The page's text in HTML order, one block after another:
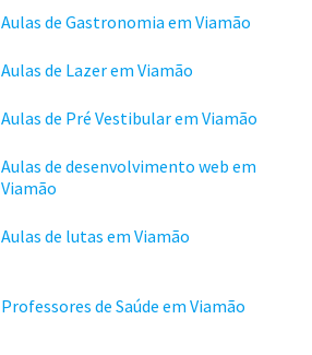
Aulas de Gastronomia em Viamão
Aulas de Lazer em Viamão
Aulas de Pré Vestibular em Viamão
Aulas de desenvolvimento web em
Viamão
Aulas de lutas em Viamão
Professores de Saúde em Viamão